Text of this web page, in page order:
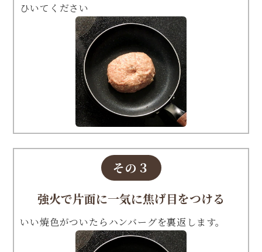
ひいてください
その３
強火で片面に一気に焦げ目をつける
いい焼色がついたらハンバーグを裏返します。